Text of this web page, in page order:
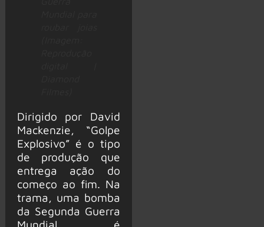
Dirigido por David
Mackenzie, “Golpe
Explosivo” é o tipo
de produção que
entrega ação do
começo ao fim. Na
trama, uma bomba
da Segunda Guerra
Mundial é